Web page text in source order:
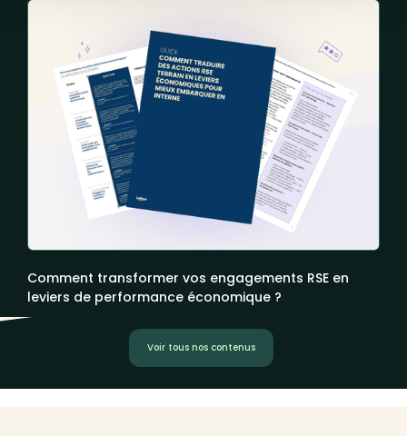
Comment transformer vos engagements RSE en
leviers de performance économique ?
Voir tous nos contenus